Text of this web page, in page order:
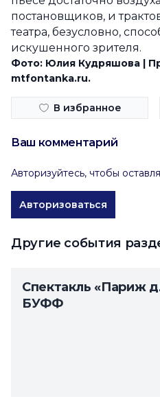
постановщиков, и
театра, безусловно,
искушенного зрителя.
Фото: Юлия Кудряшова |
mtfontanka.ru.
В избранное
Ваш комментарий
Авторизуйтесь, чтобы
Авторизоваться
Другие события
Спектакль «Париж
БУФФ